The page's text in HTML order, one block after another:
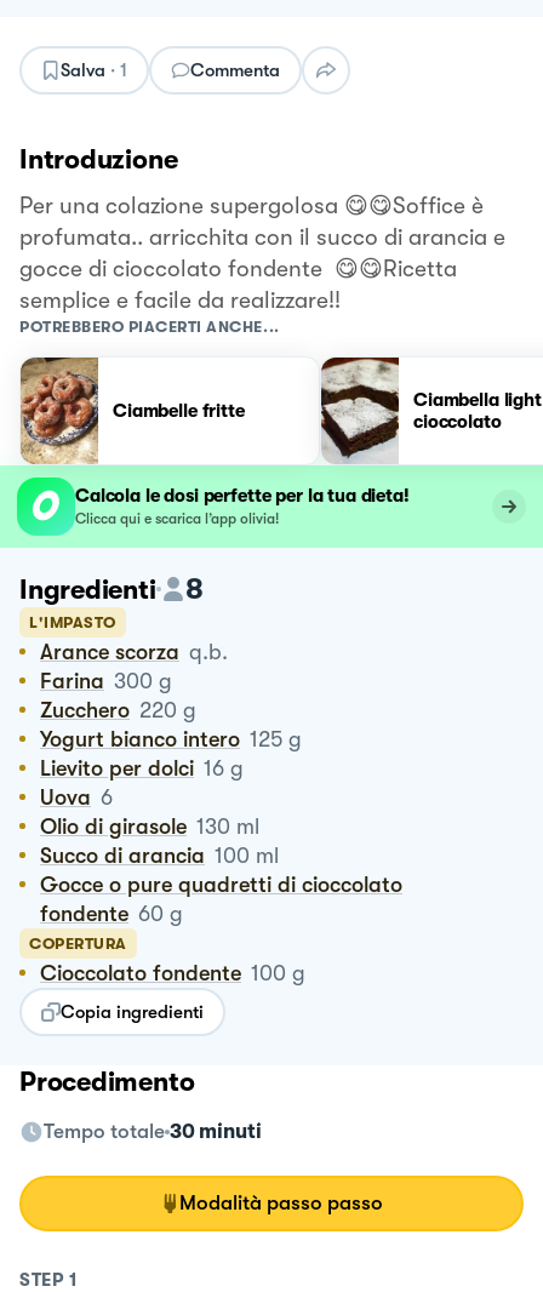
Salva · 1 Commenta
Introduzione
Per una colazione supergolosa 😋😋Soffice è
profumata.. arricchita con il succo di arancia e
gocce di cioccolato fondente 😋😋Ricetta
semplice e facile da realizzare!!
POTREBBERO PIACERTI ANCHE...
Ciambelle fritte
Ciambella
cioccolato
Calcola le dosi perfette per la tua dieta!
Clicca qui e scarica l’app olivia!
Ingredienti 8
L'IMPASTO
Arance scorza q.b.
Farina 300 g
Zucchero 220 g
Yogurt bianco intero 125 g
Lievito per dolci 16 g
Uova 6
Olio di girasole 130 ml
Succo di arancia 100 ml
Gocce o pure quadretti di cioccolato
fondente 60 g
COPERTURA
Cioccolato fondente 100 g
Copia ingredienti
Procedimento
Tempo totale 30 minuti
Modalità passo passo
STEP 1